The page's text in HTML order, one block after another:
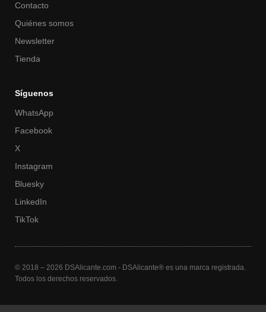
Contacto
Quiénes somos
Newsletter
Tienda
Síguenos
WhatsApp
Facebook
X
Instagram
Bluesky
LinkedIn
TikTok
© 2018 – 2026 DSAlicante.com - DSAlicante® es una marca registrada.
Todos los derechos reservados.